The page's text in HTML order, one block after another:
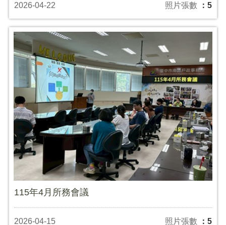
2026-04-22 照片張數 ：5
115年4月所務會議
2026-04-15 照片張數 ：5